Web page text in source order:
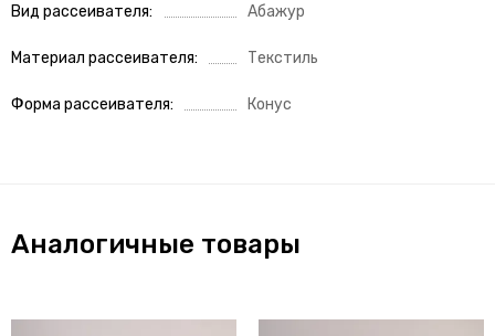
Вид рассеивателя Абажур
Материал рассеивателя Текстиль
Форма рассеивателя Конус
Аналогичные товары